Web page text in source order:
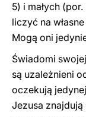
5) i małych
liczyć na
Mogą oni
Świadomi
są uzależnieni
oczekują
Jezusa